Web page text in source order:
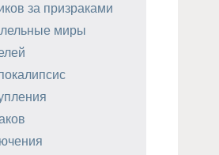
за призраками
миры